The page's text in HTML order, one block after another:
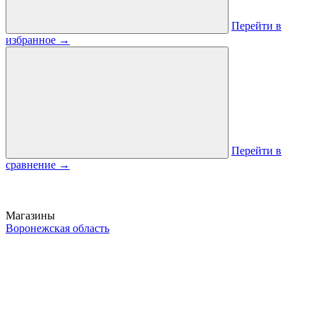
Перейти в
избранное →
Перейти в
сравнение →
Магазины
Воронежская область